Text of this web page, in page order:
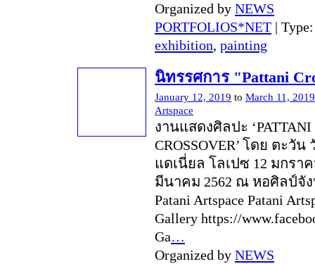
Organized by NEWS
PORTFOLIOS*NET |
exhibition, painting
นิทรรศการ "Pattani
January 12, 2019 to March 11, 2019
Artspace
งานแสดงศิลปะ ‘PATTANI
CROSSOVER’ โดย ตะวัน
แดเนี่ยล โลเปซ 12 มกรา
มีนาคม 2562 ณ หอศิลป์จั
Patani Artspace Patani
Gallery https://
Ga…
Organized by NEWS